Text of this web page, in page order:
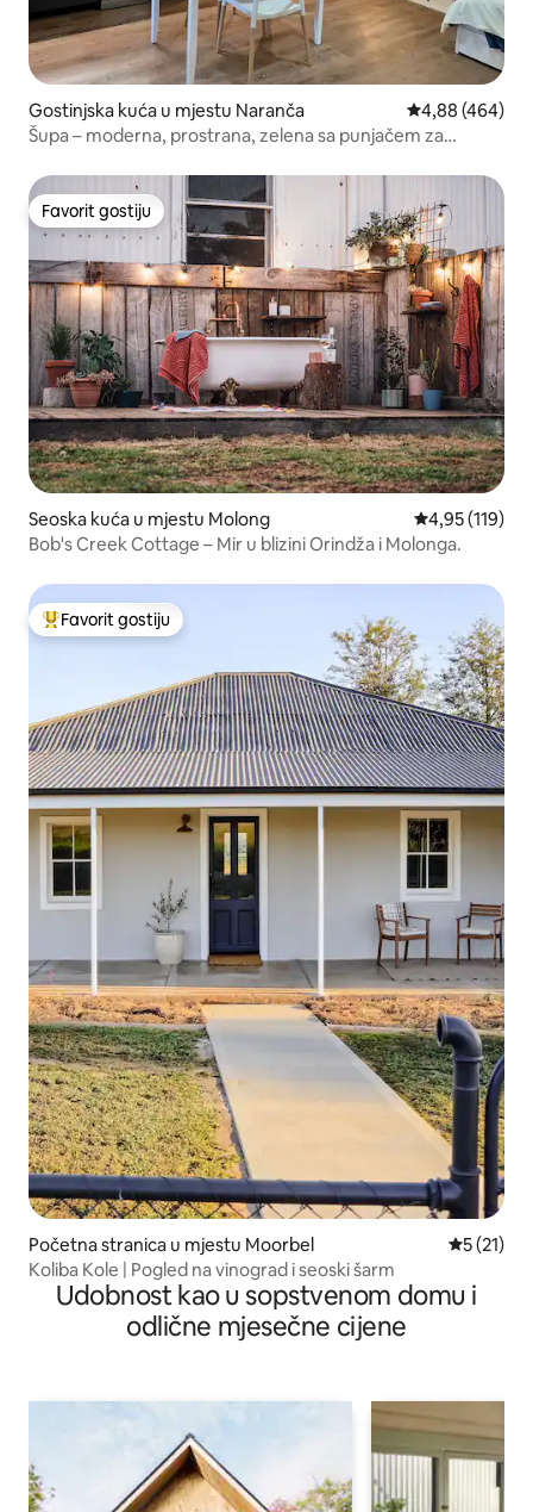
Gostinjska kuća u mjestu Naranča prosječna
4,88 (464)
Šupa – moderna, prostrana, zelena sa punjačem za
Favorit gostiju
Favorit gostiju
Seoska kuća u mjestu Molong prosječna
4,95 (119)
Bob's Creek Cottage – Mir u blizini Orindža i Molonga.
Glavni favorit gostiju
Favorit gostiju
Početna stranica u mjestu Moorbel prosječna
5 (21)
Koliba Kole | Pogled na vinograd i seoski šarm
Udobnost kao u sopstvenom domu i
odlične mjesečne cijene